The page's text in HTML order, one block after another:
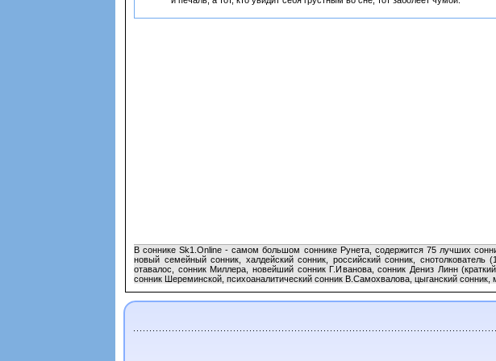
В соннике Sk1.Online - самом большом соннике Рунета, содержится 75 лучших
новый семейный сонник, халдейский сонник, российский сонник,
отавалос, сонник Миллера, новейший сонник Г.Иванова, сонник Дениз Линн
сонник Шереминской, психоаналитический сонник В.Самохвалова, цыганский